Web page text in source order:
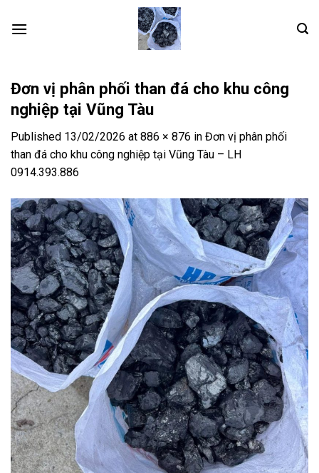
Đơn vị phân phối than đá cho khu công
nghiệp tại Vũng Tàu
Published 13/02/2026 at 886 × 876 in Đơn vị phân phối
than đá cho khu công nghiệp tại Vũng Tàu – LH
0914.393.886